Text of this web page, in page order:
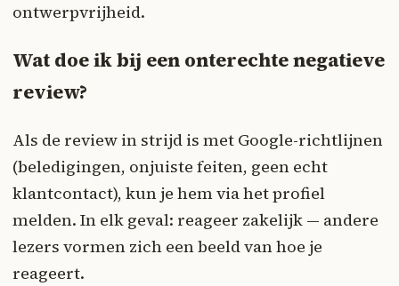
ontwerpvrijheid.
Wat doe ik bij een onterechte negatieve
review?
Als de review in strijd is met Google-richtlijnen
(beledigingen, onjuiste feiten, geen echt
klantcontact), kun je hem via het profiel
melden. In elk geval: reageer zakelijk — andere
lezers vormen zich een beeld van hoe je
reageert.